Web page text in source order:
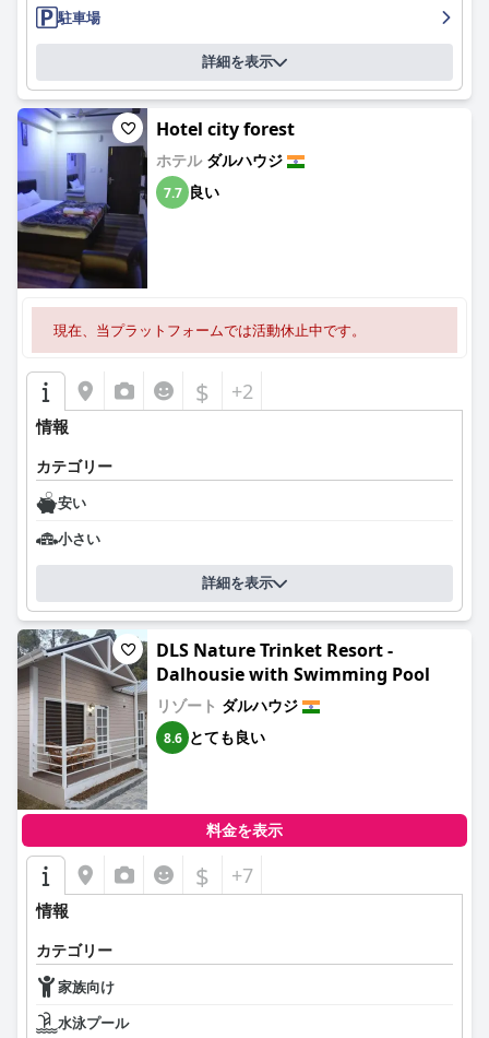
駐車場
詳細を表示
Hotel city forest
ホテル ダルハウジ
7.7 良い
現在、当プラットフォームでは活動休止中です。
$ +2
情報
カテゴリー
安い
小さい
詳細を表示
DLS Nature Trinket Resort -
Dalhousie with Swimming Pool
リゾート ダルハウジ
8.6 とても良い
料金を表示
$ +7
情報
カテゴリー
家族向け
水泳プール